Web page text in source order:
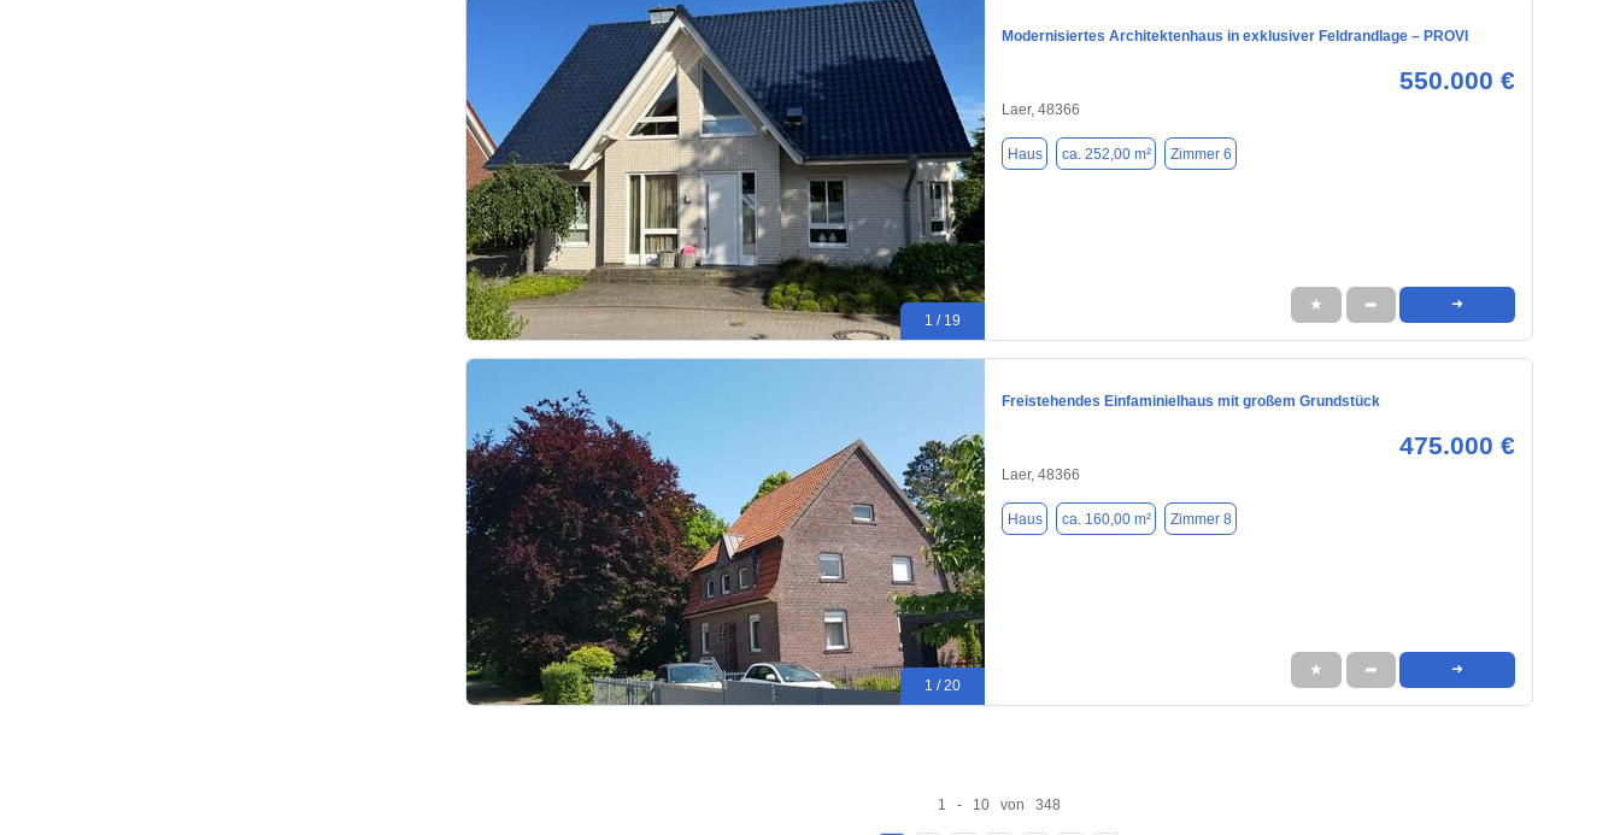
1 / 19
Modernisiertes Architektenhaus in exklusiver Feldrandlage – PROVI
550.000 €
Laer, 48366
Haus ca. 252,00 m² Zimmer 6
★ ➦ ➜
1 / 20
Freistehendes Einfaminielhaus mit großem Grundstück
475.000 €
Laer, 48366
Haus ca. 160,00 m² Zimmer 8
★ ➦ ➜
1 - 10 von 348